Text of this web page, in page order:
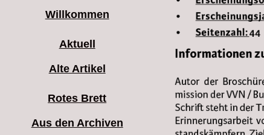
Willkommen
Aktuell
Alte Artikel
Rotes Brett
Aus den Archiven